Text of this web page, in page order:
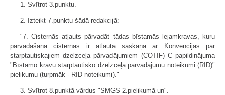
1. Svītrot 3.punktu.
2. Izteikt 7.punktu šādā redakcijā:
"7. Cisternās atļauts pārvadāt tādas bīstamās lejamkravas, kuru
pārvadāšana cisternās ir atļauta saskaņā ar Konvencijas par
starptautiskajiem dzelzceļa pārvadājumiem (COTIF) C papildinājuma
"Bīstamo kravu starptautisko dzelzceļa pārvadājumu noteikumi (RID)"
pielikumu (turpmāk - RID noteikumi)."
3. Svītrot 8.punktā vārdus "SMGS 2.pielikumā un".